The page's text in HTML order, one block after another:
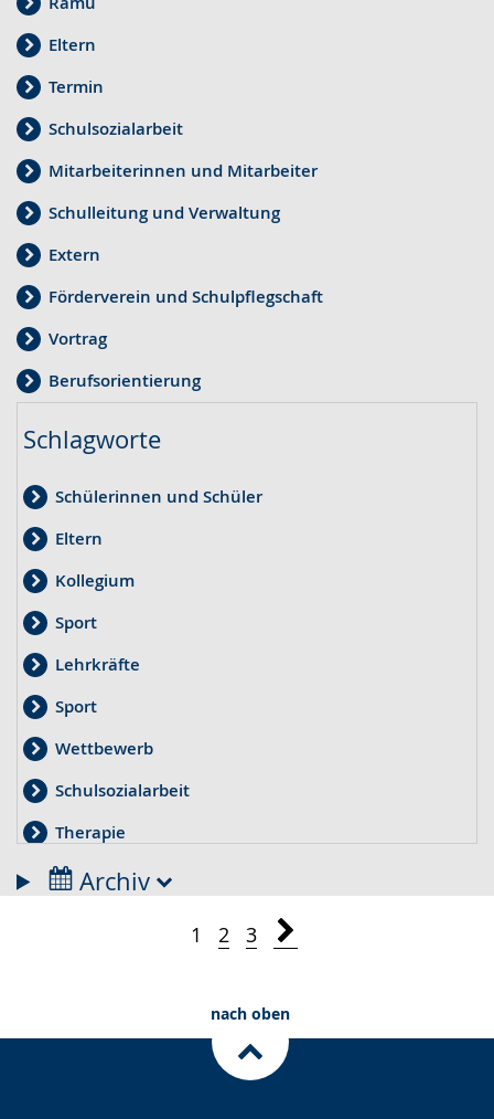
Eltern
Termin
Schulsozialarbeit
Mitarbeiterinnen und Mitarbeiter
Schulleitung und Verwaltung
Extern
Förderverein und Schulpflegschaft
Vortrag
Berufsorientierung
Schlagworte
Schülerinnen und Schüler
Eltern
Kollegium
Sport
Lehrkräfte
Sport
Wettbewerb
Schulsozialarbeit
Therapie
Ausflug
Spende
Archiv
1 2 3
nach oben